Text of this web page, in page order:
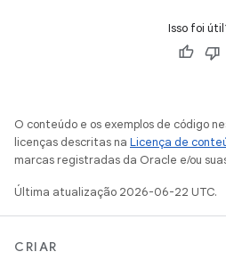
Isso foi
O conteúdo e os exemplos de código
licenças descritas na Licença de
marcas registradas da Oracle e/ou
Última atualização 2026-06-22 UTC.
CRIAR